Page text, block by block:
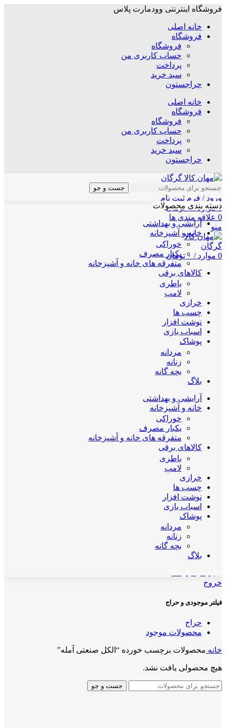
فروشگاه اینترنتی وودمارت پلاس
خانه اصلی
فروشگاه
فروشگاه
حساب کاربری من
پرداخت
سبد خرید
حراجستون
خانه اصلی
فروشگاه
فروشگاه
حساب کاربری من
پرداخت
سبد خرید
حراجستون
جست و جو
ورود / فرم ثبت نام
0 موارد / ۰ تومان
0 علاقه مندی ها
منو
0 موارد / ۰ تومان
دسته بندی محصولات
آرایشی و بهداشتی
خانه و آشپزخانه
خوراکی
یکبار مصرف
متفرقه های خانه و آشپزخانه
کالاهای برقی
باطری
لامپ
خرازی
چسب ها
نوشت افزار
اسباب بازی
پوشاک
مردانه
زنانه
بچه گانه
بلاگ
آرایشی و بهداشتی
خانه و آشپزخانه
خوراکی
یکبار مصرف
متفرقه های خانه و آشپزخانه
کالاهای برقی
باطری
لامپ
خرازی
چسب ها
نوشت افزار
اسباب بازی
پوشاک
مردانه
زنانه
بچه گانه
بلاگ
خروج
فیلتر موجودی و حراج
حراج
محصولات موجود
خانه محصولات برچسب خورده “الکل صنعتی آمله”
هیچ محصولی یافت نشد.
جست و جو